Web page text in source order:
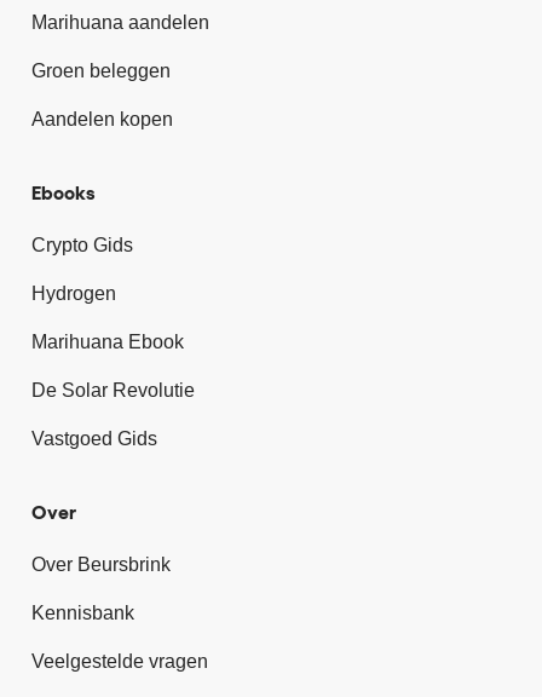
Marihuana aandelen
Groen beleggen
Aandelen kopen
Ebooks
Crypto Gids
Hydrogen
Marihuana Ebook
De Solar Revolutie
Vastgoed Gids
Over
Over Beursbrink
Kennisbank
Veelgestelde vragen